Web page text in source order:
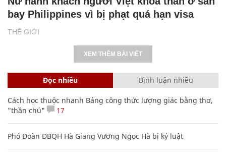
THẾ GIỚI
bay Philippines vì bị phạt quá hạn visa
XEM THÊM BÀI VIẾT
Đọc nhiều Bình luận nhiều
Cách học thuộc nhanh Bảng công thức lượng giác bằng thơ,
"thần chú"
17
Phó Đoàn ĐBQH Hà Giang Vương Ngọc Hà bị kỷ luật